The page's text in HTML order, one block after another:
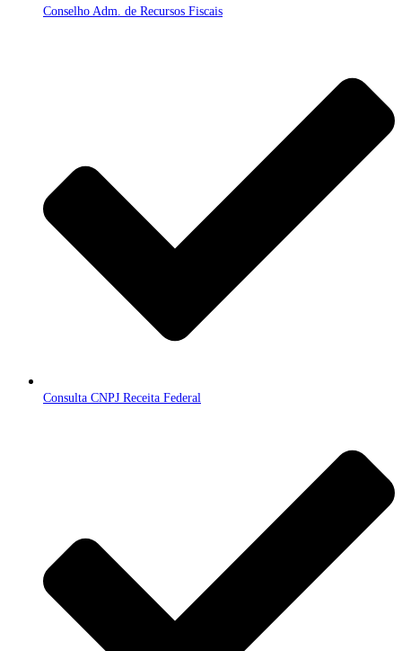
Conselho Adm. de Recursos Fiscais
Consulta CNPJ Receita Federal